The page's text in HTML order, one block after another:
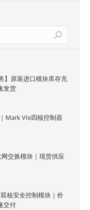
】原装进口模块库存充
发货
Mark VIe四核控制器
网交换模块｜现货供应
双核安全控制模块｜价
交付